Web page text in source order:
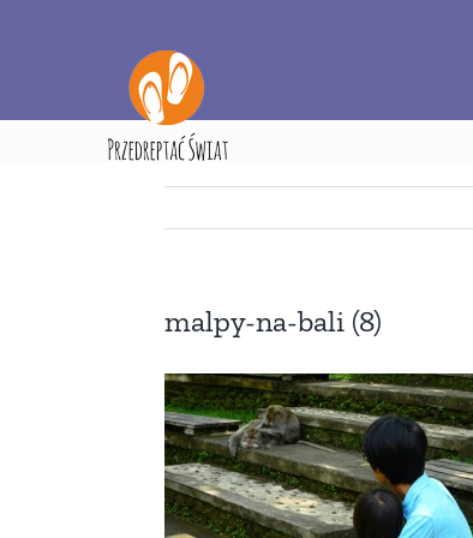
malpy-na-bali (8)